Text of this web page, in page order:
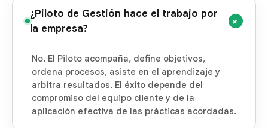
¿Piloto de Gestión hace el trabajo por
la empresa?
+
No. El Piloto acompaña, define objetivos,
ordena procesos, asiste en el aprendizaje y
arbitra resultados. El éxito depende del
compromiso del equipo cliente y de la
aplicación efectiva de las prácticas acordadas.